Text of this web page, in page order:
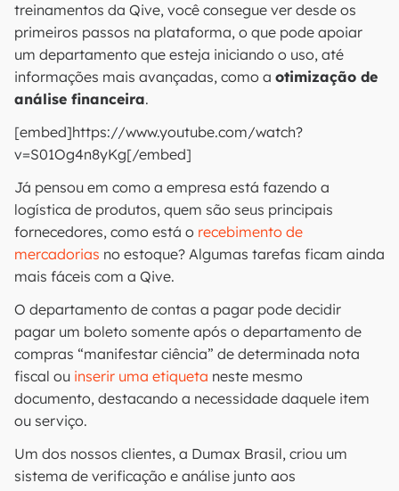
treinamentos da Qive, você consegue ver desde os
primeiros passos na plataforma, o que pode apoiar
um departamento que esteja iniciando o uso, até
informações mais avançadas, como a otimização de
análise financeira.
[embed]https://www.youtube.com/watch?
v=S01Og4n8yKg[/embed]
Já pensou em como a empresa está fazendo a
logística de produtos, quem são seus principais
fornecedores, como está o recebimento de
mercadorias no estoque? Algumas tarefas ficam ainda
mais fáceis com a Qive.
O departamento de contas a pagar pode decidir
pagar um boleto somente após o departamento de
compras “manifestar ciência” de determinada nota
fiscal ou inserir uma etiqueta neste mesmo
documento, destacando a necessidade daquele item
ou serviço.
Um dos nossos clientes, a Dumax Brasil, criou um
sistema de verificação e análise junto aos